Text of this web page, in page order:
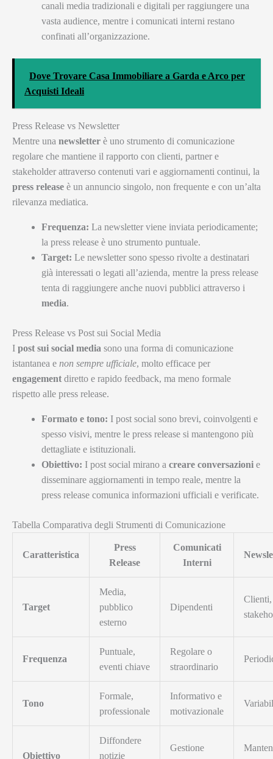
canali media tradizionali e digitali per raggiungere una
vasta audience, mentre i comunicati interni restano
confinati all’organizzazione.
Dove Trovare Casa Immobiliare a Garda e Arco per
Acquisti Ideali
Press Release vs Newsletter
Mentre una newsletter è uno strumento di comunicazione
regolare che mantiene il rapporto con clienti, partner e
stakeholder attraverso contenuti vari e aggiornamenti continui, la
press release è un annuncio singolo, non frequente e con un’alta
rilevanza mediatica.
Frequenza: La newsletter viene inviata periodicamente;
la press release è uno strumento puntuale.
Target: Le newsletter sono spesso rivolte a destinatari
già interessati o legati all’azienda, mentre la press release
tenta di raggiungere anche nuovi pubblici attraverso i
media.
Press Release vs Post sui Social Media
I post sui social media sono una forma di comunicazione
istantanea e non sempre ufficiale, molto efficace per
engagement diretto e rapido feedback, ma meno formale
rispetto alle press release.
Formato e tono: I post social sono brevi, coinvolgenti e
spesso visivi, mentre le press release si mantengono più
dettagliate e istituzionali.
Obiettivo: I post social mirano a creare conversazioni e
disseminare aggiornamenti in tempo reale, mentre la
press release comunica informazioni ufficiali e verificate.
Tabella Comparativa degli Strumenti di Comunicazione
Caratteristica
Press
Release
Comunicati
Interni
Target
Media,
pubblico
esterno
Dipendenti
Clienti,
Frequenza
Puntuale,
eventi chiave
Regolare o
straordinario
Tono
Formale,
professionale
Informativo e
motivazionale
Obiettivo
Diffondere
notizie
Gestione